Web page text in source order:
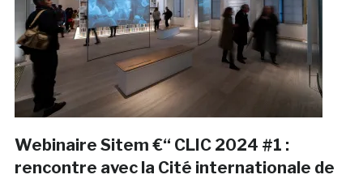
Webinaire Sitem €“ CLIC 2024 #1 :
rencontre avec la Cité internationale de